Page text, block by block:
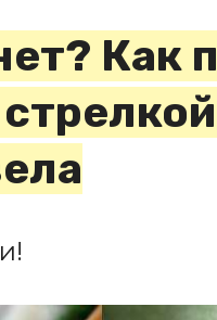
Как